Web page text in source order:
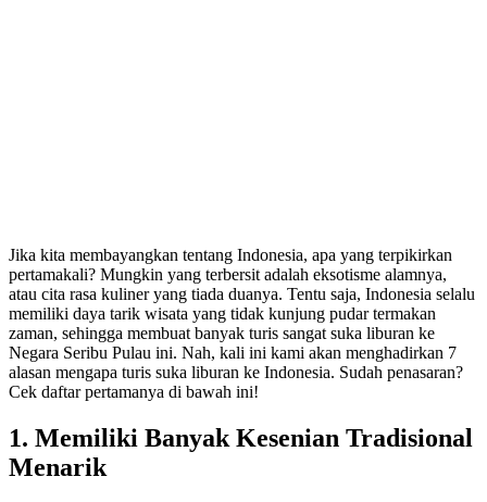
Jika kita membayangkan tentang Indonesia, apa yang terpikirkan
pertamakali? Mungkin yang terbersit adalah eksotisme alamnya,
atau cita rasa kuliner yang tiada duanya. Tentu saja, Indonesia selalu
memiliki daya tarik wisata yang tidak kunjung pudar termakan
zaman, sehingga membuat banyak turis sangat suka liburan ke
Negara Seribu Pulau ini. Nah, kali ini kami akan menghadirkan 7
alasan mengapa turis suka liburan ke Indonesia. Sudah penasaran?
Cek daftar pertamanya di bawah ini!
1. Memiliki Banyak Kesenian Tradisional
Menarik